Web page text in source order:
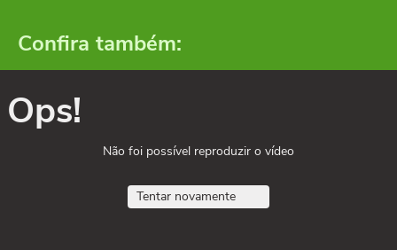
Confira também:
Ops!
Não foi possível reproduzir o vídeo
Tentar novamente